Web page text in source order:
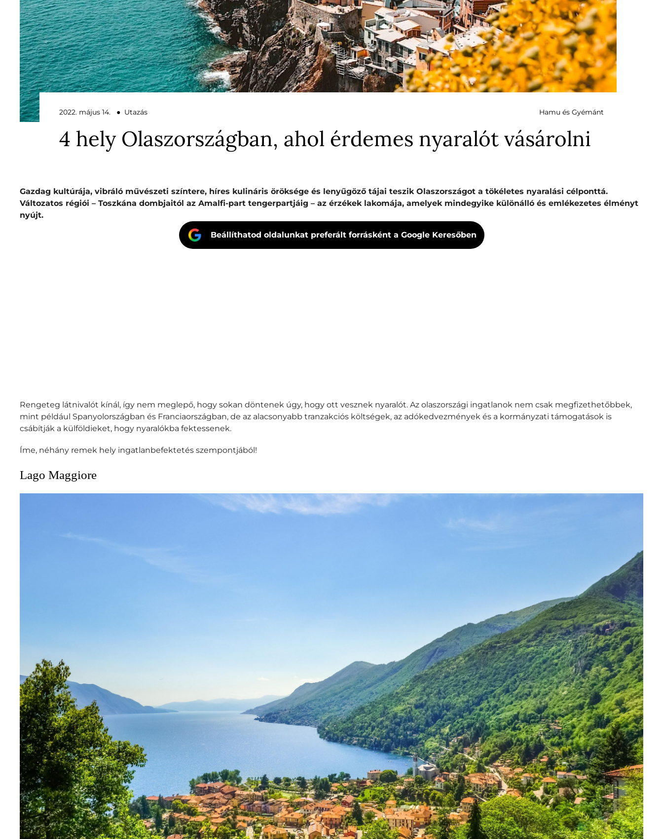
2022. május 14. ● Utazás Hamu és Gyémánt
4 hely Olaszországban, ahol érdemes nyaralót vásárolni
Gazdag kultúrája, vibráló művészeti színtere, híres kulináris öröksége és lenyűgöző tájai teszik Olaszországot a tökéletes nyaralási célponttá.
Változatos régiói – Toszkána dombjaitól az Amalfi-part tengerpartjáig – az érzékek lakomája, amelyek mindegyike különálló és emlékezetes élményt
nyújt.
Beállíthatod oldalunkat preferált forrásként a Google Keresőben
Rengeteg látnivalót kínál, így nem meglepő, hogy sokan döntenek úgy, hogy ott vesznek nyaralót. Az olaszországi ingatlanok nem csak megfizethetőbbek,
mint például Spanyolországban és Franciaországban, de az alacsonyabb tranzakciós költségek, az adókedvezmények és a kormányzati támogatások is
csábítják a külföldieket, hogy nyaralókba fektessenek.
Íme, néhány remek hely ingatlanbefektetés szempontjából!
Lago Maggiore